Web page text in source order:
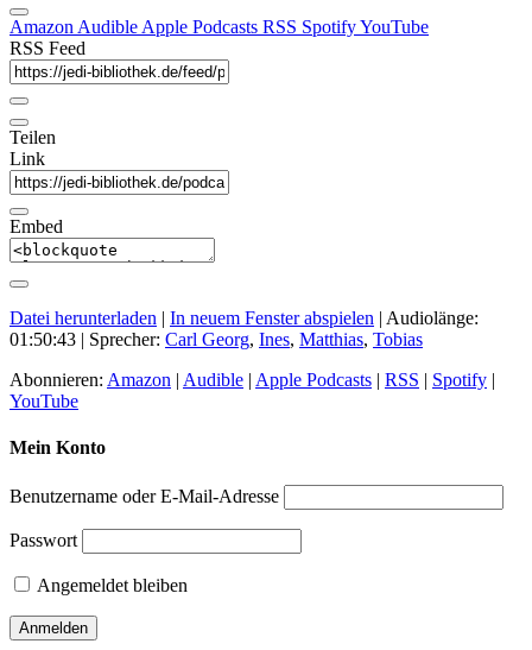
Amazon Audible Apple Podcasts RSS SpotifyYouTube
RSS Feed
Teilen
Link
Embed
Datei herunterladen | In neuem Fenster abspielen | Audiolänge:
01:50:43 | Sprecher: Carl Georg, Ines, Matthias, Tobias
Abonnieren: Amazon | Audible | Apple Podcasts | RSS | Spotify |
YouTube
Mein Konto
Benutzername oder E-Mail-Adresse
Passwort
Angemeldet bleiben